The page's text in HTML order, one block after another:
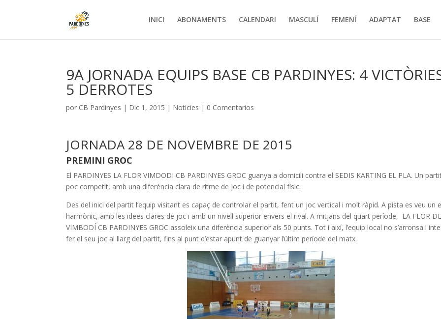
INICI ABONAMENTS CALENDARI MASCULÍ FEMENÍ ADAPTAT BASE
9A JORNADA EQUIPS BASE CB PARDINYES: 4
5 DERROTES
por CB Pardinyes | Dic 1, 2015 | Noticies | 0 Comentarios
JORNADA 28 DE NOVEMBRE DE 2015
PREMINI GROC
El PARDINYES LA FLOR VIMDODI CB PARDINYES GROC guanya a domicili contra el SEDIS KARTING EL PLA. Un
poc competit, amb una diferència clara de ritme de joc i de potencial físic.
Des del inici del partit l’equip visitant es capaç de controlar el partit, fent un joc vertical i molt ràpid. A pista es veu un
harmònic, amb les idees clares de joc i amb un nivell superior envers el rival. A mitjans del quart període, LA FLOR DE
VIMBODÍ CB PARDINYES GROC assoleix una diferència superior als 50 punts. Tot i així, l’equip local no s’arronsa i
fer el seu joc al llarg del partit, fins al punt d’estar apunt de guanyar l’últim període del matx.